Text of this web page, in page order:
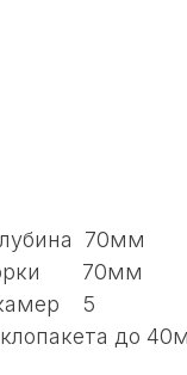
70мм
70мм
камер 5
до